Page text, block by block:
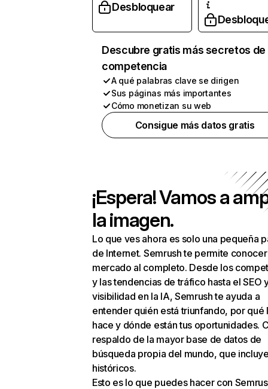
Desbloquear
Descubre gratis más secretos de
competencia
A qué palabras clave se dirigen
Sus páginas más importantes
Cómo monetizan su web
Consigue más datos gratis
¡Espera! Vamos a
la imagen.
Lo que ves ahora es solo una pequeña
de Internet. Semrush te permite
mercado al completo. Desde los
y las tendencias de tráfico hasta el SEO
visibilidad en la IA, Semrush te ayuda a
entender quién está triunfando, por qué
hace y dónde están tus oportunidades.
respaldo de la mayor base de datos de
búsqueda propia del mundo, que
históricos.
Esto es lo que puedes hacer con